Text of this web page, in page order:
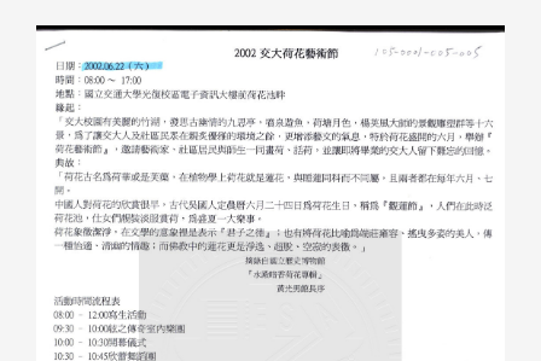
藏品清單全覽
資料調閱申請
管理者登入